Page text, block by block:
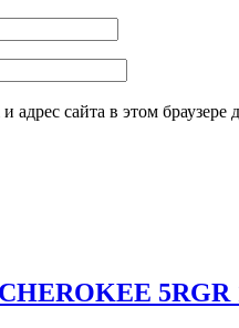
адрес сайта в этом
5RGR